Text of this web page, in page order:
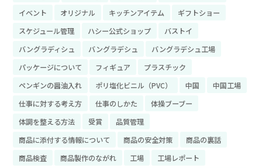
イベント
オリジナル キッチンアイテム
ギフトショー
スケジュール管理
ハシー公式ショップ
バストイ
バングラディシュ
バングラデシュ
バングラデシュ工場
パッケージについて
フィギュア
プラスチック
ペンギンの醤油入れ
ポリ塩化ビニル（PVC） 中国
中国工場
仕事に対する考え方
仕事のしかた
体操ブーブー
体調を整える方法
受賞
品質管理
商品に添付する情報について
商品の安全対策
商品の裏話
商品検査
商品製作のながれ 工場
工場レポート